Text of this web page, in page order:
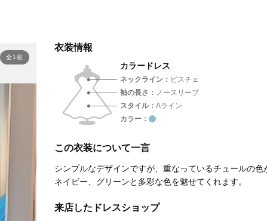
全1枚
衣装情報
カラードレス
ネックライン
ビスチェ
袖の長さ
ノースリーブ
スタイル
Aライン
カラー
この衣装について一言
シンプルなデザインですが、重なっているチュールの色
ネイビー、グリーンと多彩な色を魅せてくれます。
来店したドレスショップ